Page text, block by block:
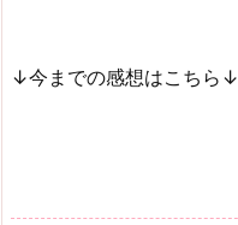
↓今までの感想はこちら↓